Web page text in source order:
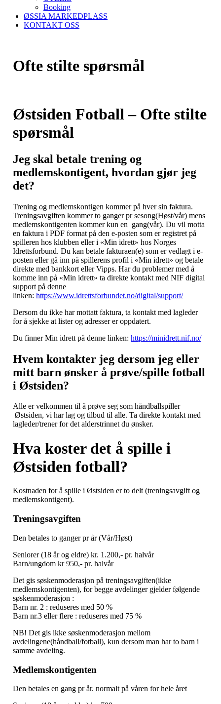
Booking
ØSSIA MARKEDPLASS
KONTAKT OSS
Ofte stilte spørsmål
Østsiden Fotball – Ofte stilte
spørsmål
Jeg skal betale trening og
medlemskontigent, hvordan gjør jeg
det?
Trening og medlemskontigen kommer på hver sin faktura.
Treningsavgiften kommer to ganger pr sesong(Høst/vår) mens
medlemskontigenten kommer kun en gang(vår). Du vil motta
en faktura i PDF format på den e-posten som er registret på
spilleren hos klubben eller i «Min idrett» hos Norges
Idrettsforbund. Du kan betale fakturaen(e) som er vedlagt i e-
posten eller gå inn på spillerens profil i «Min idrett» og betale
direkte med bankkort eller Vipps. Har du problemer med å
komme inn på «Min idrett» ta direkte kontakt med NIF digital
support på denne
linken: https://www.idrettsforbundet.no/digital/support/
Dersom du ikke har mottatt faktura, ta kontakt med lagleder
for å sjekke at lister og adresser er oppdatert.
Du finner Min idrett på denne linken: https://minidrett.nif.no/
Hvem kontakter jeg dersom jeg eller
mitt barn ønsker å prøve/spille fotball
i Østsiden?
Alle er velkommen til å prøve seg som håndballspiller
Østsiden, vi har lag og tilbud til alle. Ta direkte kontakt med
lagleder/trener for det alderstrinnet du ønsker.
Hva koster det å spille i
Østsiden fotball?
Kostnaden for å spille i Østsiden er to delt (treningsavgift og
medlemskontigent).
Treningsavgiften
Den betales to ganger pr år (Vår/Høst)
Seniorer (18 år og eldre) kr. 1.200,- pr. halvår
Barn/ungdom kr 950,- pr. halvår
Det gis søskenmoderasjon på treningsavgiften(ikke
medlemskontigenten), for begge avdelinger gjelder følgende
søskenmoderasjon :
Barn nr. 2 : reduseres med 50 %
Barn nr.3 eller flere : reduseres med 75 %
NB! Det gis ikke søskenmoderasjon mellom
avdelingene(håndball/fotball), kun dersom man har to barn i
samme avdeling.
Medlemskontigenten
Den betales en gang pr år. normalt på våren for hele året